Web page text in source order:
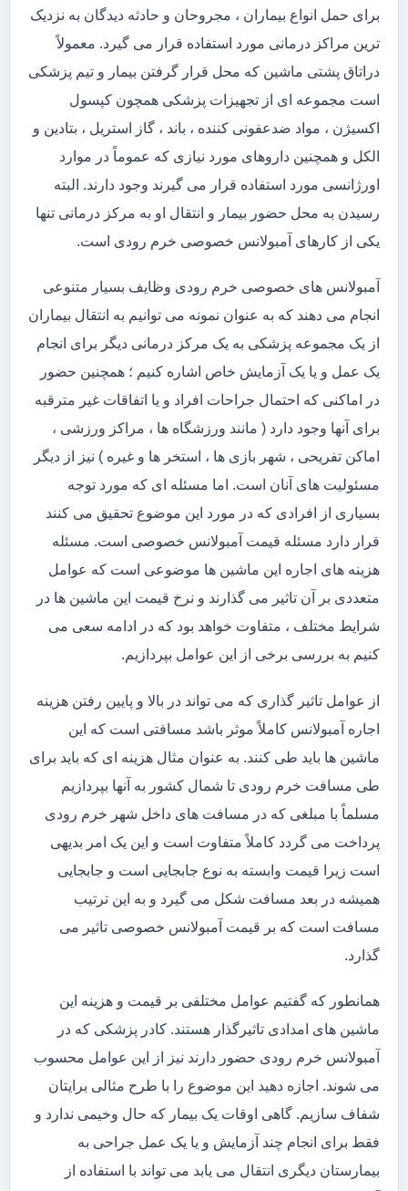
برای حمل انواع بیماران ، مجروحان و حادثه دیدگان به نزدیک
ترین مراکز درمانی مورد استفاده قرار می گیرد. معمولاً
دراتاق پشتی ماشین که محل قرار گرفتن بیمار و تیم پزشکی
است مجموعه ای از تجهیزات پزشکی همچون کپسول
اکسیژن ، مواد ضدعفونی کننده ، باند ، گاز استریل ، بتادین و
الکل و همچنین داروهای مورد نیازی که عموماً در موارد
اورژانسی مورد استفاده قرار می گیرند وجود دارند. البته
رسیدن به محل حضور بیمار و انتقال او به مرکز درمانی تنها
یکی از کارهای آمبولانس خصوصی خرم رودی است.
آمبولانس های خصوصی خرم رودی وظایف بسیار متنوعی
انجام می دهند که به عنوان نمونه می توانیم به انتقال بیماران
از یک مجموعه پزشکی به یک مرکز درمانی دیگر برای انجام
یک عمل و یا یک آزمایش خاص اشاره کنیم ؛ همچنین حضور
در اماکنی که احتمال جراحات افراد و یا اتفاقات غیر مترقبه
برای آنها وجود دارد ( مانند ورزشگاه ها ، مراکز ورزشی ،
اماکن تفریحی ، شهر بازی ها ، استخر ها و غیره ) نیز از دیگر
مسئولیت های آنان است. اما مسئله ای که مورد توجه
بسیاری از افرادی که در مورد این موضوع تحقیق می کنند
قرار دارد مسئله قیمت آمبولانس خصوصی است. مسئله
هزینه های اجاره این ماشین ها موضوعی است که عوامل
متعددی بر آن تاثیر می گذارند و نرخ قیمت این ماشین ها در
شرایط مختلف ، متفاوت خواهد بود که در ادامه سعی می
کنیم به بررسی برخی از این عوامل بپردازیم.
از عوامل تاثیر گذاری که می تواند در بالا و پایین رفتن هزینه
اجاره آمبولانس کاملاً موثر باشد مسافتی است که این
ماشین ها باید طی کنند. به عنوان مثال هزینه ای که باید برای
طی مسافت خرم رودی تا شمال کشور به آنها بپردازیم
مسلماً با مبلغی که در مسافت های داخل شهر خرم رودی
پرداخت می گردد کاملاً متفاوت است و این یک امر بدیهی
است زیرا قیمت وابسته به نوع جابجایی است و جابجایی
همیشه در بعد مسافت شکل می گیرد و به این ترتیب
مسافت است که بر قیمت آمبولانس خصوصی تاثیر می
گذارد.
همانطور که گفتیم عوامل مختلفی بر قیمت و هزینه این
ماشین های امدادی تاثیرگذار هستند. کادر پزشکی که در
آمبولانس خرم رودی حضور دارند نیز از این عوامل محسوب
می شوند. اجازه دهید این موضوع را با طرح مثالی برایتان
شفاف سازیم. گاهی اوقات یک بیمار که حال وخیمی ندارد و
فقط برای انجام چند آزمایش و یا یک عمل جراحی به
بیمارستان دیگری انتقال می یابد می تواند با استفاده از